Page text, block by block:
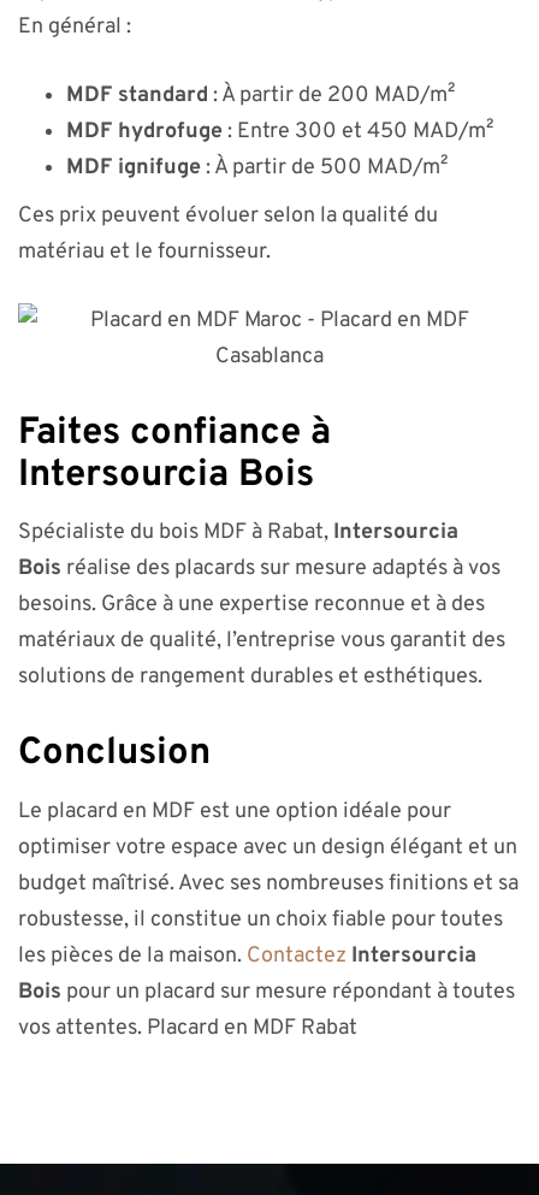
En général :
MDF standard : À partir de 200 MAD/m²
MDF hydrofuge: Entre 300 et 450 MAD/m²
MDF ignifuge: À partir de 500 MAD/m²
Ces prix peuvent évoluer selon la qualité du
matériau et le fournisseur.
Faites confiance à
Intersourcia Bois
Spécialiste du bois MDF à Rabat, Intersourcia
Bois réalise des placards sur mesure adaptés à vos
besoins. Grâce à une expertise reconnue et à des
matériaux de qualité, l’entreprise vous garantit des
solutions de rangement durables et esthétiques.
Conclusion
Le placard en MDF est une option idéale pour
optimiser votre espace avec un design élégant et un
budget maîtrisé. Avec ses nombreuses finitions et sa
robustesse, il constitue un choix fiable pour toutes
les pièces de la maison. Contactez Intersourcia
Bois pour un placard sur mesure répondant à toutes
vos attentes. Placard en MDF Rabat